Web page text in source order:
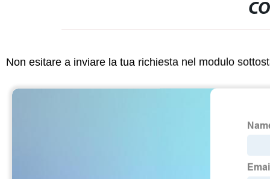
Non esitare a inviare la tua richiesta nel modulo